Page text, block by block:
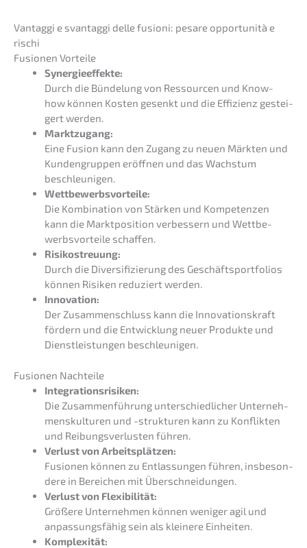
Vantag­gi e svantag­gi delle fusio­ni: pesare oppor­tu­ni­tà e
rischi
Fusio­nen Vorteile
Syner­gie­ef­fek­te:
Durch die Bünde­lung von Ressour­cen und Know-
how können Kosten gesenkt und die Effizi­enz gestei­
gert werden.
Markt­zu­gang:
Eine Fusion kann den Zugang zu neuen Märkten und
Kunden­grup­pen eröff­nen und das Wachs­tum
beschleunigen.
Wettbe­werbs­vor­tei­le:
Die Kombi­na­ti­on von Stärken und Kompe­ten­zen
kann die Markt­po­si­ti­on verbes­sern und Wettbe­
werbs­vor­tei­le schaffen.
Risiko­streu­ung:
Durch die Diver­si­fi­zie­rung des Geschäfts­port­fo­li­os
können Risiken reduziert werden.
Innova­ti­on:
Der Zusam­men­schluss kann die Innova­ti­ons­kraft
fördern und die Entwick­lung neuer Produk­te und
Dienst­leis­tun­gen beschleunigen.
Fusio­nen Nachteile
Integra­ti­ons­ri­si­ken:
Die Zusam­men­füh­rung unter­schied­li­cher Unter­neh­
mens­kul­tu­ren und -struk­tu­ren kann zu Konflik­ten
und Reibungs­ver­lus­ten führen.
Verlust von Arbeits­plät­zen:
Fusio­nen können zu Entlas­sun­gen führen, insbe­son­
de­re in Berei­chen mit Überschneidungen.
Verlust von Flexi­bi­li­tät:
Größe­re Unter­neh­men können weniger agil und
anpas­sungs­fä­hig sein als kleine­re Einheiten.
Komple­xi­tät: